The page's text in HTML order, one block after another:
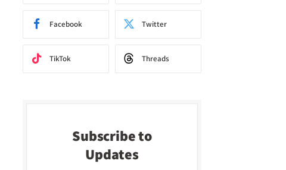
Facebook Twitter
TikTok Threads
Subscribe to
Updates